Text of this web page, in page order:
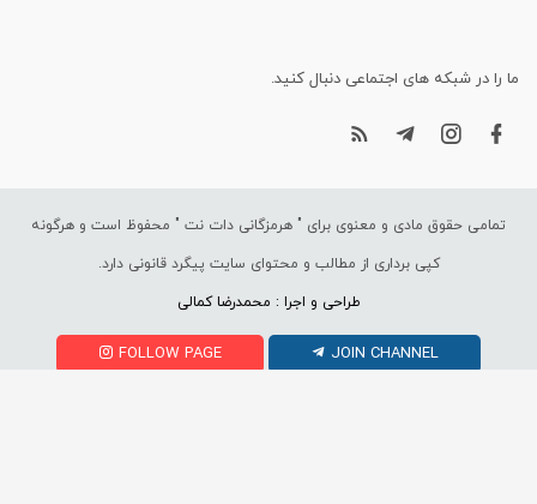
ما را در شبکه های اجتماعی دنبال کنید.
تمامی حقوق مادی و معنوی برای " هرمزگانی دات نت " محفوظ است و هرگونه
کپی برداری از مطالب و محتوای سایت پیگرد قانونی دارد.
طراحی و اجرا : محمدرضا کمالی
FOLLOW PAGE JOIN CHANNEL